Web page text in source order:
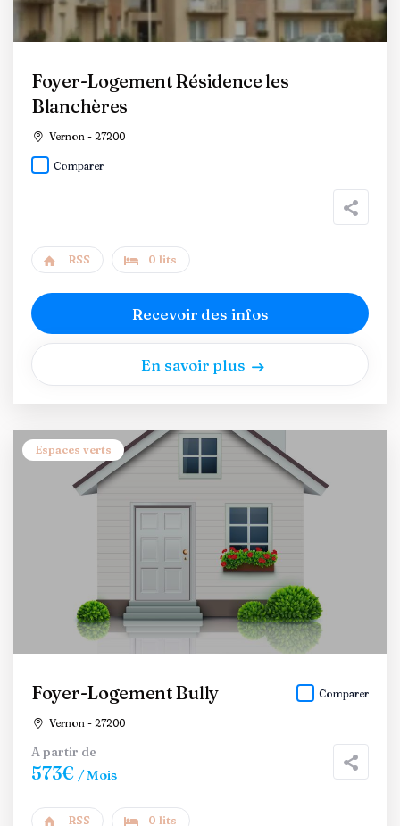
Foyer-Logement Résidence les
Blanchères
Vernon - 27200
Comparer
RSS 0 lits
Recevoir des infos
En savoir plus
Espaces verts
Foyer-Logement Bully
Vernon - 27200
Comparer
A partir de
573€ / Mois
RSS 0 lits